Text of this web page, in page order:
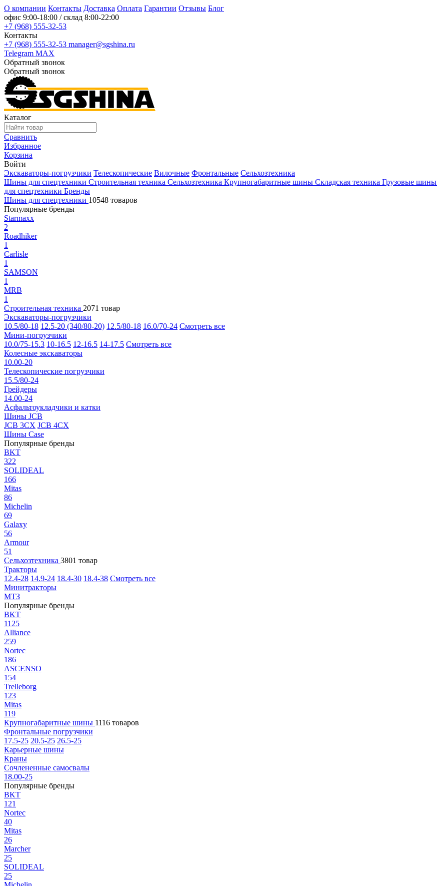
О компании Контакты Доставка Оплата Гарантии Отзывы Блог
офис 9:00-18:00 / склад 8:00-22:00
+7 (968) 555-32-53
Контакты
+7 (968) 555-32-53 manager@sgshina.ru
Telegram MAX
Обратный звонок
Обратный звонок
Каталог
Сравнить
Избранное
Корзина
Войти
Экскаваторы-погрузчики Телескопические Вилочные Фронтальные Сельхозтехника
Шины для спецтехники Строительная техника Сельхозтехника Крупногабаритные шины Складская техника Грузовые шины
для спецтехники Бренды
Шины для спецтехники 10548 товаров
Популярные бренды
Starmaxx
2
Roadhiker
1
Carlisle
1
SAMSON
1
MRB
1
Строительная техника 2071 товар
Экскаваторы-погрузчики
10.5/80-18 12.5-20 (340/80-20) 12.5/80-18 16.0/70-24 Смотреть все
Мини-погрузчики
10.0/75-15.3 10-16.5 12-16.5 14-17.5 Смотреть все
Колесные экскаваторы
10.00-20
Телескопические погрузчики
15.5/80-24
Грейдеры
14.00-24
Асфальтоукладчики и катки
Шины JCB
JCB 3CX JCB 4CX
Шины Case
Популярные бренды
BKT
322
SOLIDEAL
166
Mitas
86
Michelin
69
Galaxy
56
Armour
51
Сельхозтехника 3801 товар
Тракторы
12.4-28 14.9-24 18.4-30 18.4-38 Смотреть все
Минитракторы
МТЗ
Популярные бренды
BKT
1125
Alliance
259
Nortec
186
ASCENSO
154
Trelleborg
123
Mitas
119
Крупногабаритные шины 1116 товаров
Фронтальные погрузчики
17.5-25 20.5-25 26.5-25
Карьерные шины
Краны
Сочлененные самосвалы
18.00-25
Популярные бренды
BKT
121
Nortec
40
Mitas
26
Marcher
25
SOLIDEAL
25